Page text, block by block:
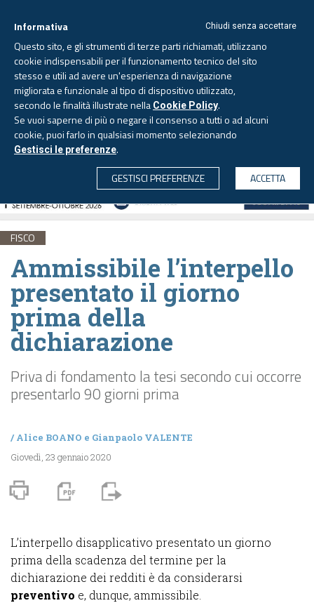
CERCA
Venerdì, 7 agosto 2026 - Aggiornato alle 6.00
FISCO
Ammissibile l’interpello
presentato il giorno
prima della
dichiarazione
Priva di fondamento la tesi secondo cui occorre
presentarlo 90 giorni prima
/Alice BOANO e Gianpaolo VALENTE
Giovedì, 23 gennaio 2020
L’interpello disapplicativo presentato un giorno
prima della scadenza del termine per la
dichiarazione dei redditi è da considerarsi
preventivo e, dunque, ammissibile.
Chiudi senza accettare
Informativa
Questo sito, e gli strumenti di terze parti richiamati, utilizzano
cookie indispensabili per il funzionamento tecnico del sito
stesso e utili ad avere un'esperienza di navigazione
migliorata e funzionale al tipo di dispositivo utilizzato,
secondo le finalità illustrate nella Cookie Policy.
Se vuoi saperne di più o negare il consenso a tutti o ad alcuni
cookie, puoi farlo in qualsiasi momento selezionando
Gestisci le preferenze.
GESTISCI PREFERENZE
ACCETTA